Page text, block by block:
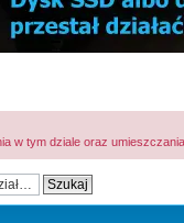
w tym dziale oraz